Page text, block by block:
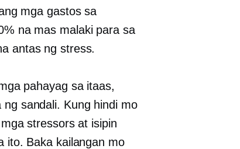
mga gastos sa
na mas malaki para sa
antas ng stress.
pahayag sa itaas,
sandali. Kung hindi mo
stressors at isipin
ito. Baka kailangan mo